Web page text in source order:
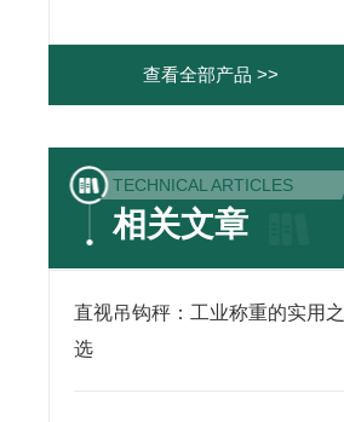
查看全部产品 >>
TECHNICAL ARTICLES
相关文章
直视吊钩秤：工业称重的实用之
选